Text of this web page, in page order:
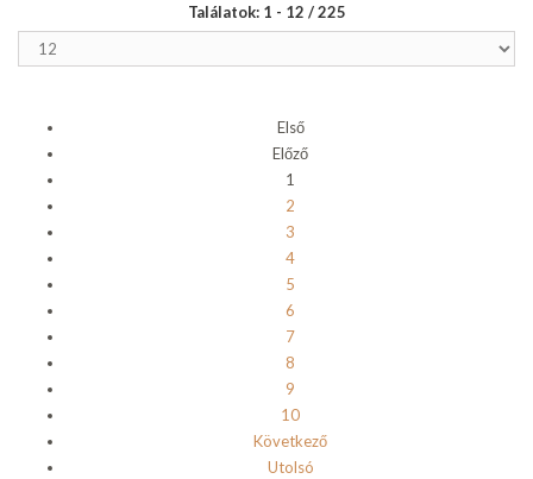
Találatok: 1 - 12 / 225
Első
Előző
1
2
3
4
5
6
7
8
9
10
Következő
Utolsó